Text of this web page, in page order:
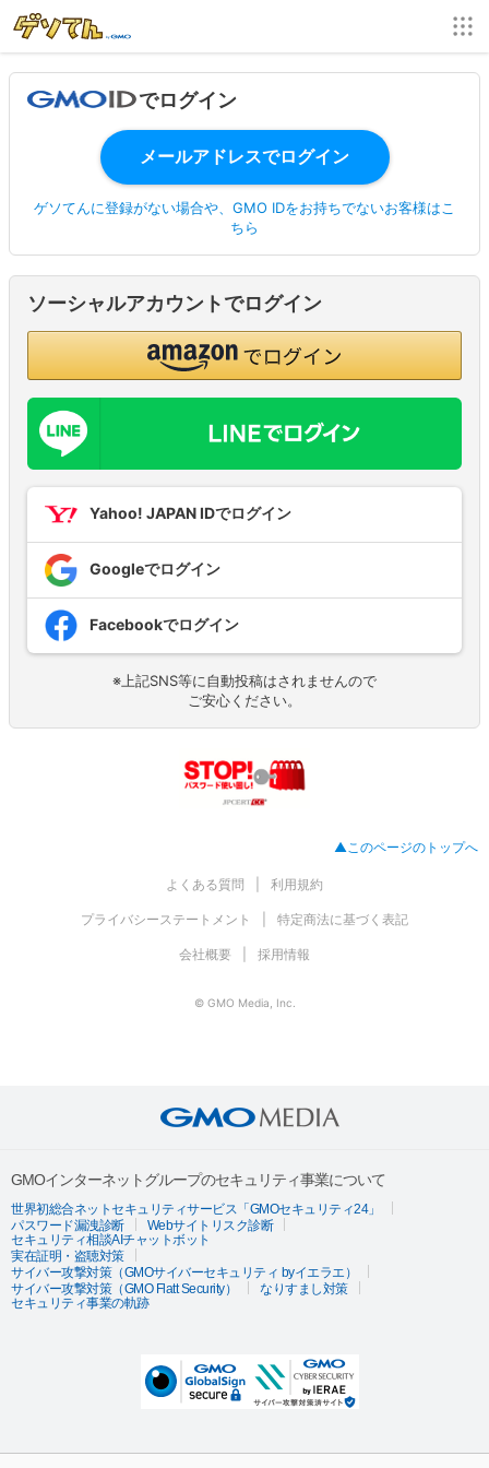
でログイン
ゲソてんに登録がない場合や、GMO IDをお持ちでないお客様はこ
ちら
ソーシャルアカウントでログイン
Yahoo! JAPAN IDでログイン
Googleでログイン
Facebookでログイン
※上記SNS等に自動投稿はされませんので
ご安心ください。
▲このページのトップへ
よくある質問 利用規約
プライバシーステートメント 特定商法に基づく表記
会社概要 採用情報
© GMO Media, Inc.
GMOインターネットグループのセキュリティ事業について
世界初総合ネットセキュリティサービス「GMOセキュリティ24」
パスワード漏洩診断
Webサイトリスク診断
セキュリティ相談AIチャットボット
実在証明・盗聴対策
サイバー攻撃対策（GMOサイバーセキュリティ byイエラエ）
サイバー攻撃対策（GMO Flatt Security）
なりすまし対策
セキュリティ事業の軌跡